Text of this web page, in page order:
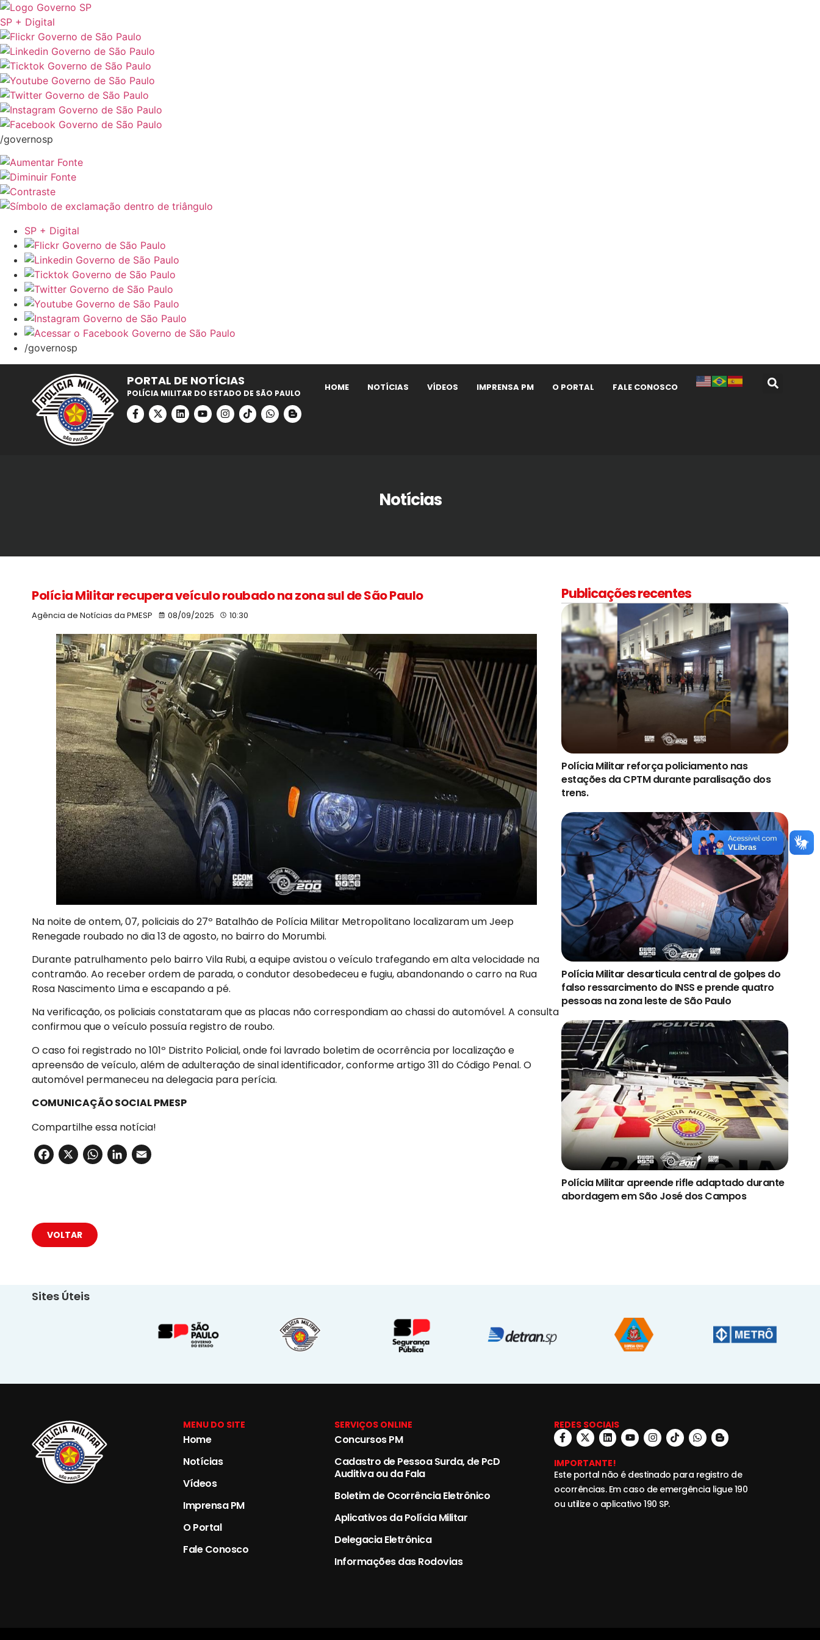
SP + Digital
/governosp
SP + Digital
/governosp
PORTAL DE NOTÍCIAS
POLÍCIA MILITAR DO ESTADO DE SÃO PAULO
HOME NOTÍCIAS VÍDEOS IMPRENSA PM O PORTAL FALE CONOSCO
Notícias
Polícia Militar recupera veículo roubado na zona sul de São Paulo
Agência de Notícias da PMESP 08/09/2025 10:30
Na noite de ontem, 07, policiais do 27º Batalhão de Polícia Militar Metropolitano localizaram um Jeep
Renegade roubado no dia 13 de agosto, no bairro do Morumbi.
Durante patrulhamento pelo bairro Vila Rubi, a equipe avistou o veículo trafegando em alta velocidade na
contramão. Ao receber ordem de parada, o condutor desobedeceu e fugiu, abandonando o carro na Rua
Rosa Nascimento Lima e escapando a pé.
Na verificação, os policiais constataram que as placas não correspondiam ao chassi do automóvel. A consulta
confirmou que o veículo possuía registro de roubo.
O caso foi registrado no 101º Distrito Policial, onde foi lavrado boletim de ocorrência por localização e
apreensão de veículo, além de adulteração de sinal identificador, conforme artigo 311 do Código Penal. O
automóvel permaneceu na delegacia para perícia.
COMUNICAÇÃO SOCIAL PMESP
Compartilhe essa notícia!
Facebook
X WhatsApp
LinkedIn
Publicações recentes
Polícia Militar reforça policiamento nas
estações da CPTM durante paralisação dos
trens.
Polícia Militar desarticula central de golpes do
falso ressarcimento do INSS e prende quatro
pessoas na zona leste de São Paulo
Polícia Militar apreende rifle adaptado durante
abordagem em São José dos Campos
VOLTAR
Sites Úteis
MENU DO SITE
Home
Notícias
Vídeos
Imprensa PM
O Portal
Fale Conosco
SERVIÇOS ONLINE
Concursos PM
Cadastro de Pessoa Surda, de PcD
Auditiva ou da Fala
Boletim de Ocorrência Eletrônico
Aplicativos da Polícia Militar
Delegacia Eletrônica
Informações das Rodovias
REDES SOCIAIS
IMPORTANTE!
Este portal não é destinado para registro de
ocorrências. Em caso de emergência ligue 190
ou utilize o aplicativo 190 SP.